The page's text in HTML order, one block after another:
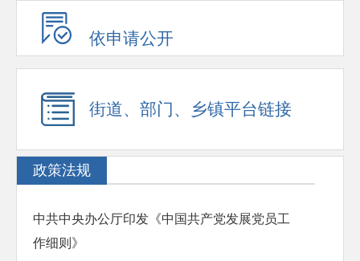
依申请公开
街道、部门、乡镇平台链接
政策法规
中共中央办公厅印发《中国共产党发展党员工
作细则》